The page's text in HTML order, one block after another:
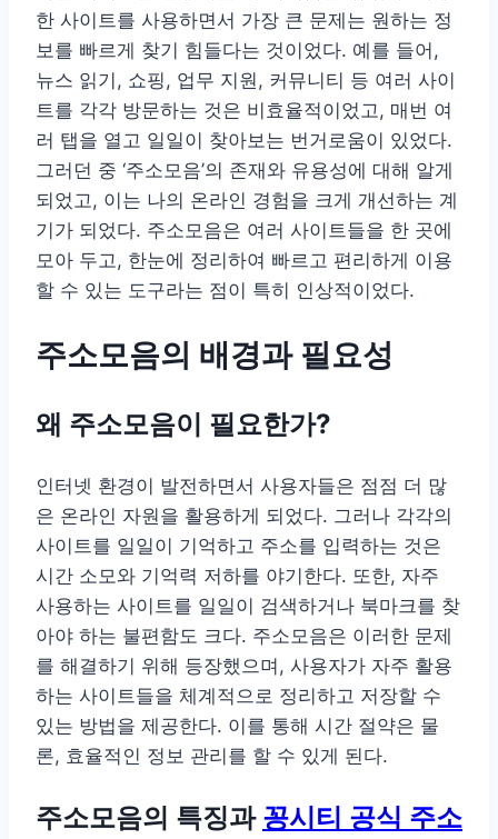
한 사이트를 사용하면서 가장 큰 문제는 원하는 정
보를 빠르게 찾기 힘들다는 것이었다. 예를 들어,
뉴스 읽기, 쇼핑, 업무 지원, 커뮤니티 등 여러 사이
트를 각각 방문하는 것은 비효율적이었고, 매번 여
러 탭을 열고 일일이 찾아보는 번거로움이 있었다.
그러던 중 ‘주소모음’의 존재와 유용성에 대해 알게
되었고, 이는 나의 온라인 경험을 크게 개선하는 계
기가 되었다. 주소모음은 여러 사이트들을 한 곳에
모아 두고, 한눈에 정리하여 빠르고 편리하게 이용
할 수 있는 도구라는 점이 특히 인상적이었다.
주소모음의 배경과 필요성
왜 주소모음이 필요한가?
인터넷 환경이 발전하면서 사용자들은 점점 더 많
은 온라인 자원을 활용하게 되었다. 그러나 각각의
사이트를 일일이 기억하고 주소를 입력하는 것은
시간 소모와 기억력 저하를 야기한다. 또한, 자주
사용하는 사이트를 일일이 검색하거나 북마크를 찾
아야 하는 불편함도 크다. 주소모음은 이러한 문제
를 해결하기 위해 등장했으며, 사용자가 자주 활용
하는 사이트들을 체계적으로 정리하고 저장할 수
있는 방법을 제공한다. 이를 통해 시간 절약은 물
론, 효율적인 정보 관리를 할 수 있게 된다.
주소모음의 특징과 꽁시티 공식 주소